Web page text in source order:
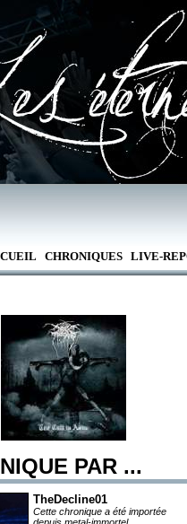
CHRONIQUES LIVE-
PAR ...
TheDecline01
Cette chronique a été importée